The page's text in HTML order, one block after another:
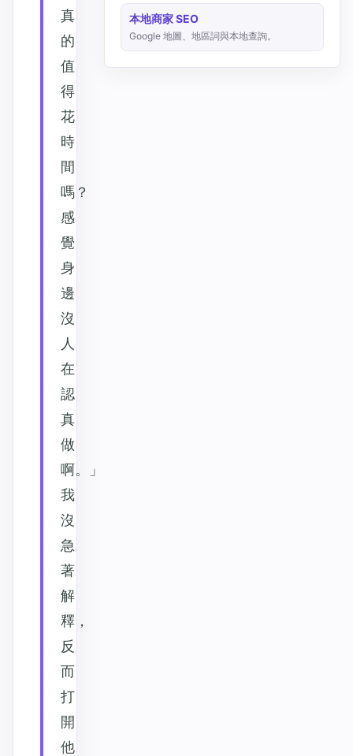
真
的
值
得
花
時
間
嗎？
感
覺
身
邊
沒
人
在
認
真
做
啊。」
我
沒
急
著
解
釋，
反
而
打
開
他
本地商家 SEO
Google 地圖、地區詞與本地查詢。